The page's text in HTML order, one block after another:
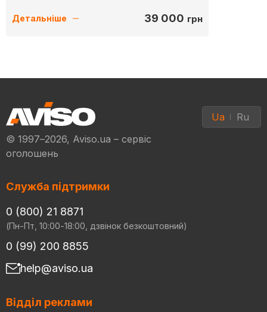
Детальніше 39 000 грн
© 1997–2026, Aviso.ua – сервіс
оголошень
Ua Ru
Служба підтримки
0 (800) 21 8871
(Пн-Пт, 10:00-18:00, дзвінок безкоштовний)
0 (99) 200 8855
help@aviso.ua
Відділ реклами